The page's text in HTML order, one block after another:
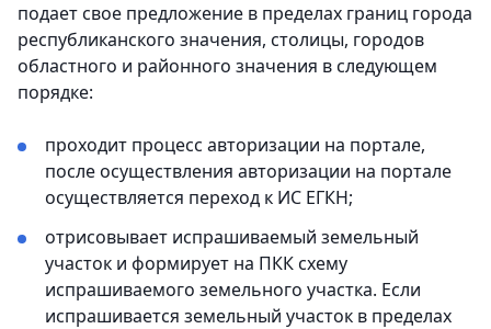
подает свое предложение в пределах границ города
республиканского значения, столицы, городов
областного и районного значения в следующем
порядке:
проходит процесс авторизации на портале,
после осуществления авторизации на портале
осуществляется переход к ИС ЕГКН;
отрисовывает испрашиваемый земельный
участок и формирует на ПКК схему
испрашиваемого земельного участка. Если
испрашивается земельный участок в пределах